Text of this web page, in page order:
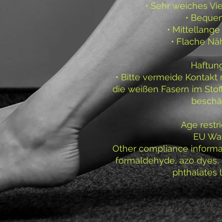
• Sehr weiches
•
•
• Flache
• Bitte vermeide
die weißen Fasern im
Age
EU
Other compliance
formaldehyde, azo
phthalates
In compliance with the
(GPSR), Pole@
LIMITED ensure that all